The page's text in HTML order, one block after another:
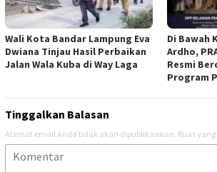
Wali Kota Bandar Lampung Eva
Dwiana Tinjau Hasil Perbaikan
Jalan Wala Kuba di Way Laga
Di Bawah
Ardho,
Resmi
Program
Tinggalkan Balasan
Alamat email Anda tidak akan dipublikasikan. Ruas